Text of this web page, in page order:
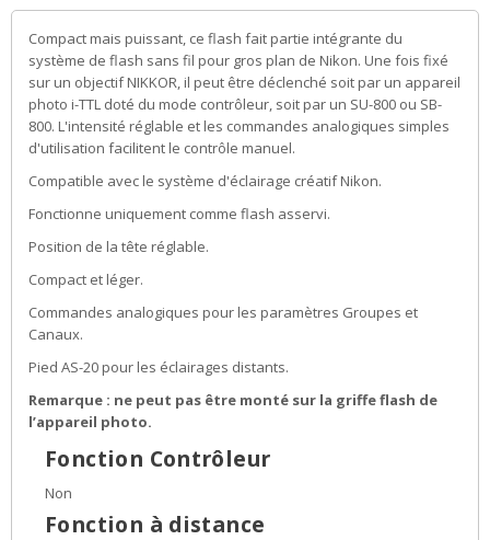
Compact mais puissant, ce flash fait partie intégrante du
système de flash sans fil pour gros plan de Nikon. Une fois fixé
sur un objectif NIKKOR, il peut être déclenché soit par un appareil
photo i-TTL doté du mode contrôleur, soit par un SU-800 ou SB-
800. L'intensité réglable et les commandes analogiques simples
d'utilisation facilitent le contrôle manuel.
Compatible avec le système d'éclairage créatif Nikon.
Fonctionne uniquement comme flash asservi.
Position de la tête réglable.
Compact et léger.
Commandes analogiques pour les paramètres Groupes et
Canaux.
Pied AS-20 pour les éclairages distants.
Remarque : ne peut pas être monté sur la griffe flash de
l’appareil photo.
Fonction Contrôleur
Non
Fonction à distance